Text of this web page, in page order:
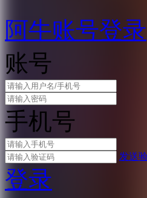
阿牛账号登录
账号
手机号
发送
登录